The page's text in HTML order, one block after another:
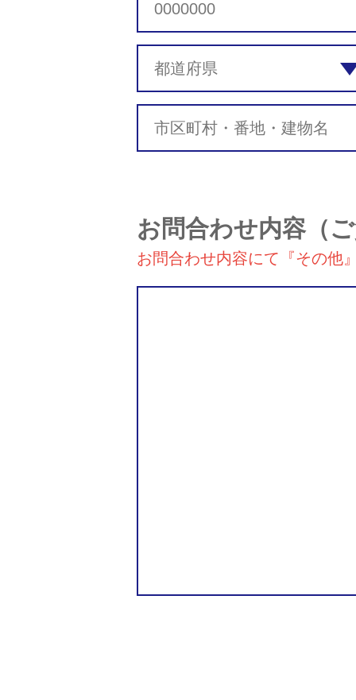
お問合わせ内容（
お問合わせ内容にて『その他